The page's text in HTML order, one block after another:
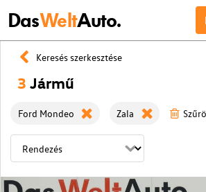
DasWeltAuto.
Keresés szerkesztése
3 Jármű
Ford Mondeo Zala